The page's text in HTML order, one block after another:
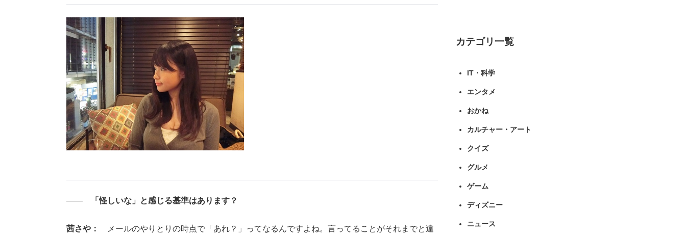
―― 「怪しいな」と感じる基準はあります？
茜さや： メールのやりとりの時点で「あれ？」ってなるんですよね。言ってることがそれまでと違
カテゴリ一覧
IT・科学
エンタメ
おかね
カルチャー・アート
クイズ
グルメ
ゲーム
ディズニー
ニュース